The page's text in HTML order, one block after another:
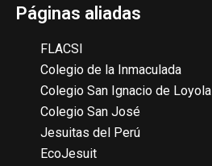
Páginas aliadas
FLACSI
Colegio de la Inmaculada
Colegio San Ignacio de Loyola
Colegio San José
Jesuitas del Perú
EcoJesuit